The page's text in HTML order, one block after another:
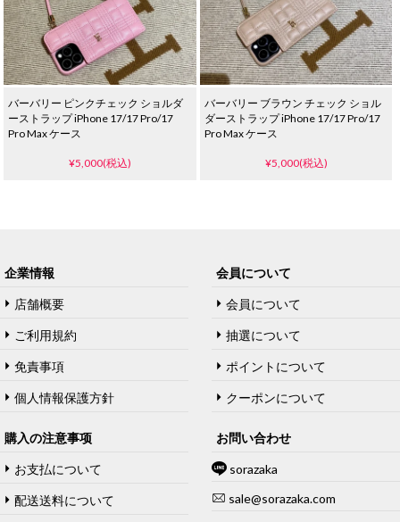
バーバリー ピンクチェック ショルダ
ーストラップ iPhone 17/17 Pro/17
Pro Max ケース
¥5,000(税込)
バーバリー ブラウン チェック ショル
ダーストラップ iPhone 17/17 Pro/17
Pro Max ケース
¥5,000(税込)
企業情報
店舗概要
ご利用規約
免責事項
個人情報保護方針
会員について
会員について
抽選について
ポイントについて
クーポンについて
購入の注意事项
お支払について
配送送料について
お問い合わせ
sorazaka
sale@sorazaka.com